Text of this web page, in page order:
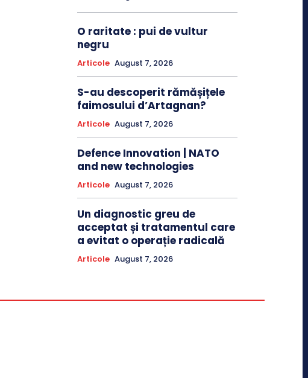
O raritate : pui de vultur
negru
Articole August 7, 2026
S-au descoperit rămășițele
faimosului d’Artagnan?
Articole August 7, 2026
Defence Innovation | NATO
and new technologies
Articole August 7, 2026
Un diagnostic greu de
acceptat și tratamentul care
a evitat o operație radicală
Articole August 7, 2026